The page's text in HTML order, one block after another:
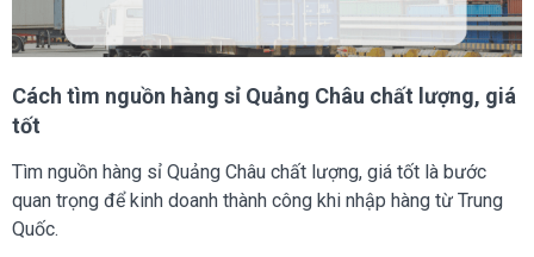
Cách tìm nguồn hàng sỉ Quảng Châu chất lượng, giá
tốt
Tìm nguồn hàng sỉ Quảng Châu chất lượng, giá tốt là bước
quan trọng để kinh doanh thành công khi nhập hàng từ Trung
Quốc.